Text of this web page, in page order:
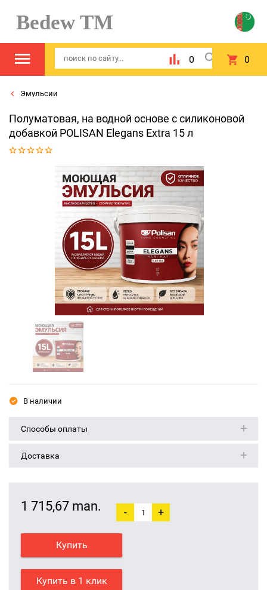
Bedew TM
0 0
Эмульсии
Полуматовая, на водной основе с силиконовой
добавкой POLISAN Elegans Eхtra 15 л
В наличии
Способы оплаты
Доставка
1 715,67 man. - +
Купить
Купить в 1 клик